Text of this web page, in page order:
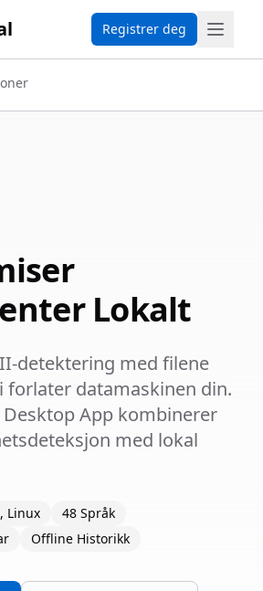
Registrer deg
Lokalt
detektering med filene
forlater datamaskinen din.
App kombinerer
med lokal
Linux
48 Språk
Offline Historikk